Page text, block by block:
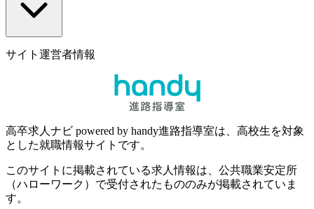
サイト運営者情報
高卒求人ナビ powered by handy進路指導室は、高校生を対象
とした就職情報サイトです。
このサイトに掲載されている求人情報は、公共職業安定所
（ハローワーク）で受付されたもののみが掲載されていま
す。